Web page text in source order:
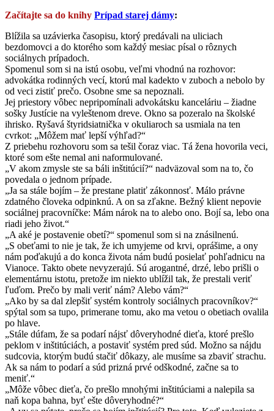
Začítajte sa do knihy Prípad starej dámy:
Blížila sa uzávierka časopisu, ktorý predávali na uliciach
bezdomovci a do ktorého som každý mesiac písal o rôznych
sociálnych prípadoch.
Spomenul som si na istú osobu, veľmi vhodnú na rozhovor:
advokátka rodinných vecí, ktorú mal kadekto v zuboch a nebolo by
od veci zistiť prečo. Osobne sme sa nepoznali.
Jej priestory vôbec nepripomínali advokátsku kanceláriu – žiadne
sošky Justície na vyleštenom dreve. Okno sa pozeralo na školské
ihrisko. Ryšavá štyridsiatnička v okuliaroch sa usmiala na ten
cvrkot: „Môžem mať lepší výhľad?“
Z priebehu rozhovoru som sa tešil čoraz viac. Tá žena hovorila veci,
ktoré som ešte nemal ani naformulované.
„V akom zmysle ste sa báli inštitúcií?“ nadväzoval som na to, čo
povedala o jednom prípade.
„Ja sa stále bojím – že prestane platiť zákonnosť. Málo právne
zdatného človeka odpinknú. A on sa zľakne. Bežný klient nepovie
sociálnej pracovníčke: Mám nárok na to alebo ono. Bojí sa, lebo ona
riadi jeho život.“
„A aké je postavenie obetí?“ spomenul som si na znásilnenú.
„S obeťami to nie je tak, že ich umyjeme od krvi, oprášime, a ony
nám poďakujú a do konca života nám budú posielať pohľadnicu na
Vianoce. Takto obete nevyzerajú. Sú arogantné, drzé, lebo prišli o
elementárnu istotu, pretože im niekto ublížil tak, že prestali veriť
ľuďom. Prečo by mali veriť nám? Alebo vám?“
„Ako by sa dal zlepšiť systém kontroly sociálnych pracovníkov?“
spýtal som sa tupo, primerane tomu, ako ma vetou o obetiach ovalila
po hlave.
„Stále dúfam, že sa podarí nájsť dôveryhodné dieťa, ktoré prešlo
peklom v inštitúciách, a postaviť systém pred súd. Možno sa nájdu
sudcovia, ktorým budú stačiť dôkazy, ale musíme sa zbaviť strachu.
Ak sa nám to podarí a súd prizná prvé odškodné, začne sa to
meniť.“
„Môže vôbec dieťa, čo prešlo mnohými inštitúciami a nalepila sa
naň kopa bahna, byť ešte dôveryhodné?“